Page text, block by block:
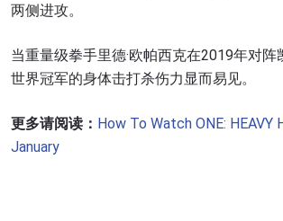
两侧进攻。
当重量级拳手里德·欧帕西克在2019年对
世界冠军的身体击打杀伤力显而易见。
更多请阅读： How To Watch ONE: HEAVY
January